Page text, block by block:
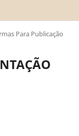
Para Publicação